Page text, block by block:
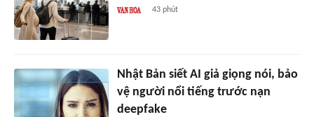
43 phút
Nhật Bản siết AI giả giọng nói, bảo
vệ người nổi tiếng trước nạn
deepfake